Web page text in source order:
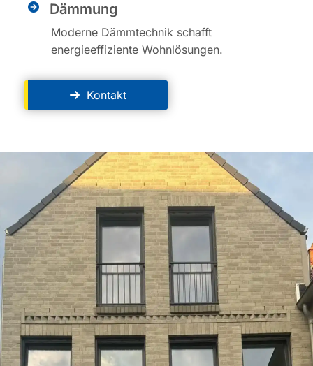
Dämmung
Moderne Dämmtechnik schafft
energieeffiziente Wohnlösungen.
Kontakt